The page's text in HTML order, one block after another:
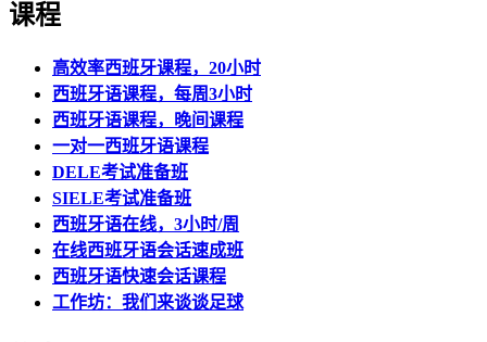
课程
高效率西班牙课程，20小时
西班牙语课程，每周3小时
西班牙语课程，晚间课程
一对一西班牙语课程
DELE考试准备班
SIELE考试准备班
西班牙语在线，3小时/周
在线西班牙语会话速成班
西班牙语快速会话课程
工作坊：我们来谈谈足球